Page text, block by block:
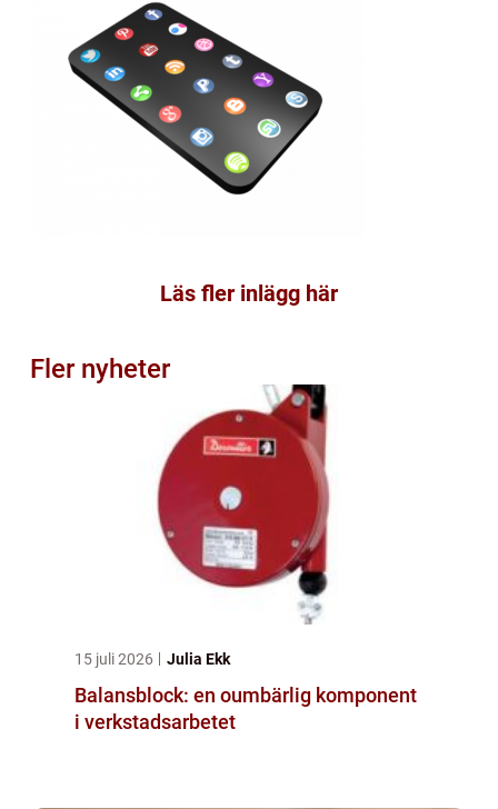
Läs fler inlägg här
Fler nyheter
15 juli 2026 Julia Ekk
Balansblock: en oumbärlig komponent
i verkstadsarbetet